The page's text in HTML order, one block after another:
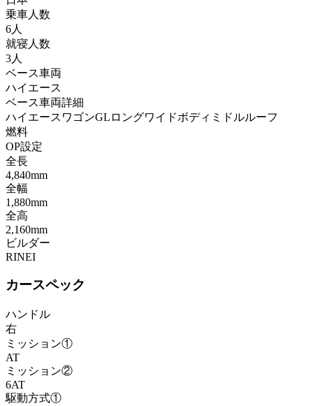
乗車人数
6人
就寝人数
3人
ベース車両
ハイエース
ベース車両詳細
ハイエースワゴンGLロングワイドボディミドルルーフ
燃料
OP設定
全長
4,840mm
全幅
1,880mm
全高
2,160mm
ビルダー
RINEI
カースペック
ハンドル
右
ミッション①
AT
ミッション②
6AT
駆動方式①